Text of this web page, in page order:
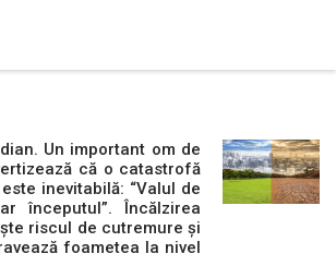
Un important om de
că o catastrofă
inevitabilă: “Valul de
începutul”. Încălzirea
riscul de cutremure și
foametea la nivel